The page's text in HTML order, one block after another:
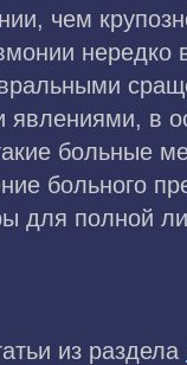
чем
нередко
в
больные
больного
для полной
из раздела